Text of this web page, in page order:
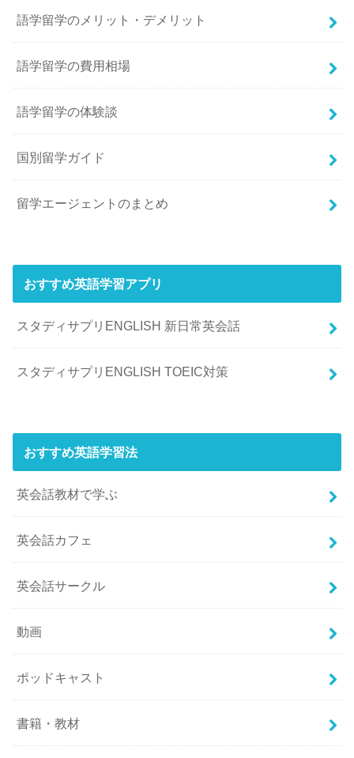
語学留学のメリット・デメリット
語学留学の費用相場
語学留学の体験談
国別留学ガイド
留学エージェントのまとめ
おすすめ英語学習アプリ
スタディサプリENGLISH 新日常英会話
スタディサプリENGLISH TOEIC対策
おすすめ英語学習法
英会話教材で学ぶ
英会話カフェ
英会話サークル
動画
ポッドキャスト
書籍・教材